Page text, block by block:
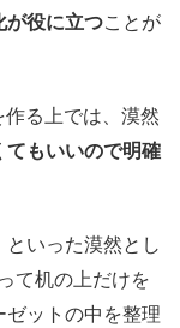
が役に立つことが
る上では、漠然
てもいいので明確
いった漠然とし
て机の上だけを
ットの中を整理